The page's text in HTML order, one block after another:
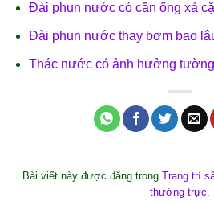
Đài phun nước có cần ống xả
Đài phun nước thay bơm bao
Thác nước có ảnh hưởng
Bài viết này được đăng trong Trang trí
thường trực